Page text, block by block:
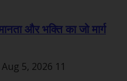
और भक्ति का जो मार्ग
Aug 5, 2026 11